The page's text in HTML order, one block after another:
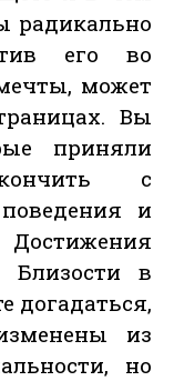
радикально
его во
может
Вы
приняли
с
и
Близости в
догадаться,
из
но